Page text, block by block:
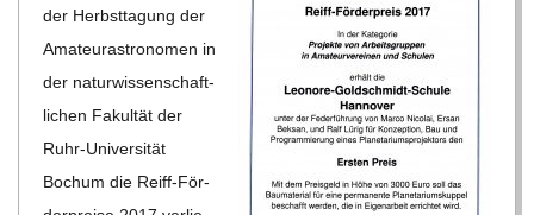
G
O
der Herbst­ta­gung der
Ama­teur­as­tro­no­men in
der natur­wis­sen­schaft­
li­chen Fakul­tät der
Ruhr-Uni­ver­si­tät
Bochum die Reiff-För­